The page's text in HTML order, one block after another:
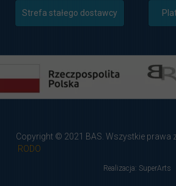
Strefa stałego dostawcy
Copyright © 2021 BAS. Wszystkie prawa
RODO
Realizacja: SuperArts